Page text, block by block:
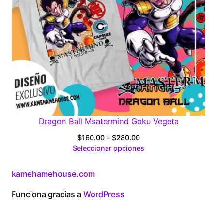
Dragon Ball Msatermind Goku Vegeta
$160.00 – $280.00Price
range:
Seleccionar opciones
kamehamehouse.com
Funciona gracias a WordPress